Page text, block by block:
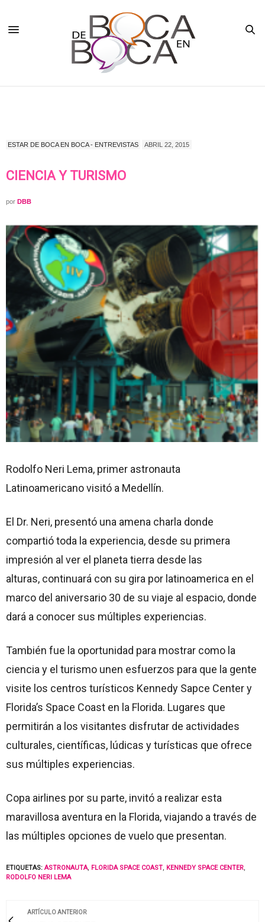
ESTAR DE BOCA EN BOCA - ENTREVISTAS ABRIL 22, 2015
CIENCIA Y TURISMO
por DBB
Rodolfo Neri Lema, primer astronauta
Latinoamericano visitó a Medellín.
El Dr. Neri, presentó una amena charla donde
compartió toda la experiencia, desde su primera
impresión al ver el planeta tierra desde las
alturas, continuará con su gira por latinoamerica en el
marco del aniversario 30 de su viaje al espacio, donde
dará a conocer sus múltiples experiencias.
También fue la oportunidad para mostrar como la
ciencia y el turismo unen esfuerzos para que la gente
visite los centros turísticos Kennedy Sapce Center y
Florida’s Space Coast en la Florida. Lugares que
permitirán a los visitantes disfrutar de actividades
culturales, científicas, lúdicas y turísticas que ofrece
sus múltiples experiencias.
Copa airlines por su parte, invitó a realizar esta
maravillosa aventura en la Florida, viajando a través de
las múltiples opciones de vuelo que presentan.
ETIQUETAS: ASTRONAUTA, FLORIDA SPACE COAST, KENNEDY SPACE CENTER,
RODOLFO NERI LEMA
ARTÍCULO ANTERIOR